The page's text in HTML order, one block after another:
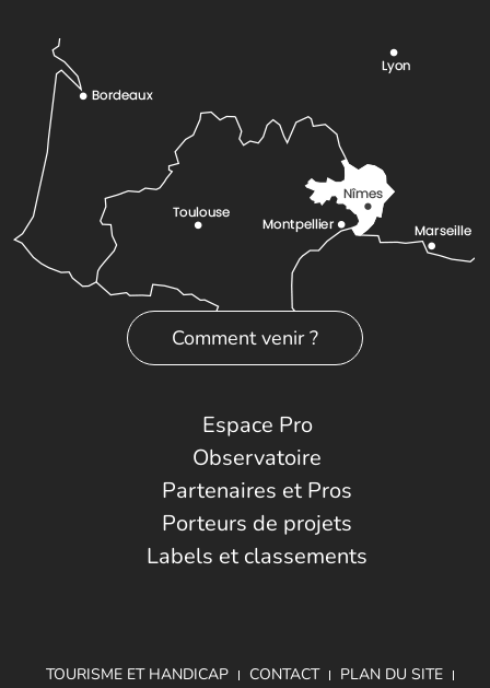
Comment venir ?
Espace Pro
Observatoire
Partenaires et Pros
Porteurs de projets
Labels et classements
TOURISME ET HANDICAP CONTACT
PLAN DU SITE